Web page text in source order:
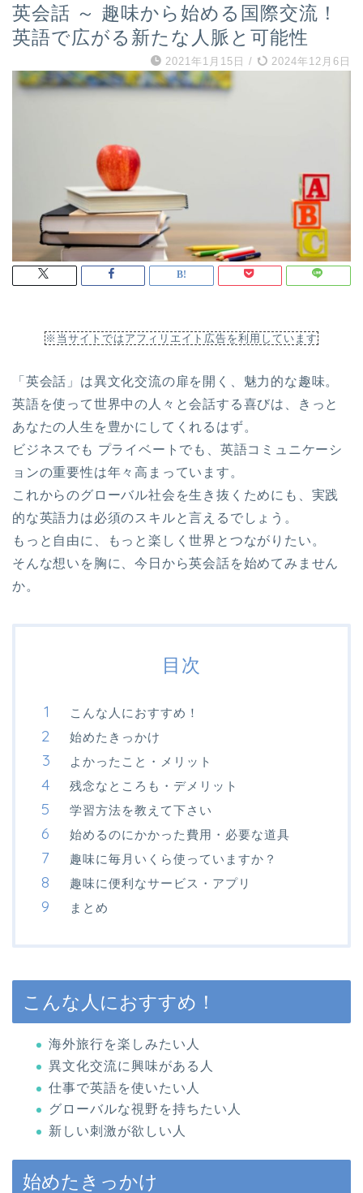
英会話 ～ 趣味から始める国際交流！
英語で広がる新たな人脈と可能性
2021年1月15日 / 2024年12月6日
※当サイトではアフィリエイト広告を利用しています
「英会話」は異文化交流の扉を開く、魅力的な趣味。
英語を使って世界中の人々と会話する喜びは、きっと
あなたの人生を豊かにしてくれるはず。
ビジネスでも プライベートでも、英語コミュニケーシ
ョンの重要性は年々高まっています。
これからのグローバル社会を生き抜くためにも、実践
的な英語力は必須のスキルと言えるでしょう。
もっと自由に、もっと楽しく世界とつながりたい。
そんな想いを胸に、今日から英会話を始めてみません
か。
目次
こんな人におすすめ！
始めたきっかけ
よかったこと・メリット
残念なところも・デメリット
学習方法を教えて下さい
始めるのにかかった費用・必要な道具
趣味に毎月いくら使っていますか？
趣味に便利なサービス・アプリ
まとめ
こんな人におすすめ！
海外旅行を楽しみたい人
異文化交流に興味がある人
仕事で英語を使いたい人
グローバルな視野を持ちたい人
新しい刺激が欲しい人
始めたきっかけ